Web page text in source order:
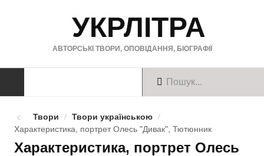
УКРЛІТРА
АВТОРСЬКІ ТВОРИ, ОПОВІДАННЯ, БІОГРАФІЇ
Твори / Твори українською /
Характеристика, портрет Олесь "Дивак", Тютюнник
Характеристика, портрет Олесь